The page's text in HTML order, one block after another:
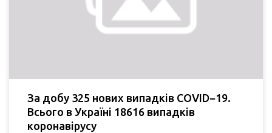
За добу 325 нових випадків COVID−19.
Всього в Україні 18616 випадків
коронавірусу